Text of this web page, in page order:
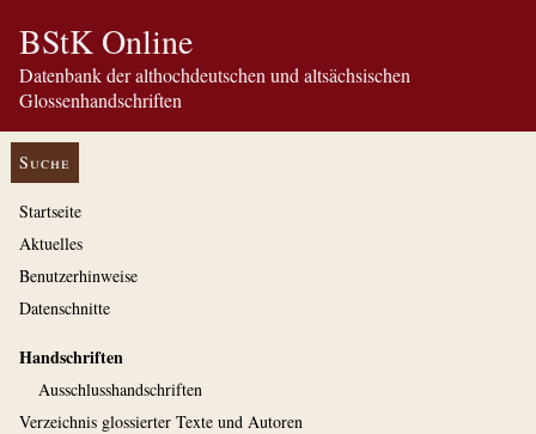
BStK Online
Datenbank der althochdeutschen und altsächsischen
Glossenhandschriften
Suche
Startseite
Aktuelles
Benutzerhinweise
Datenschnitte
Handschriften
Ausschluss­handschriften
Verzeichnis glossierter Texte und Autoren